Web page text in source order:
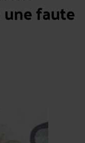
faute